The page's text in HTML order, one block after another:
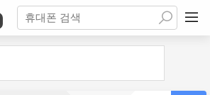
휴대폰 검색